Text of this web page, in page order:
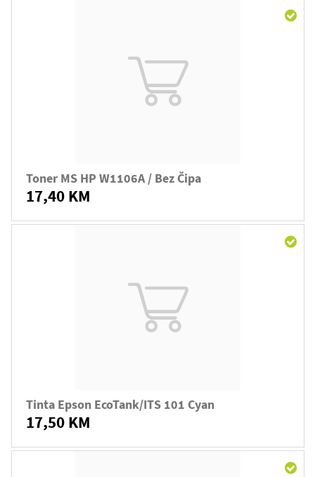
Toner MS HP W1106A / Bez Čipa
17,40 KM
Tinta Epson EcoTank/ITS 101 Cyan
17,50 KM